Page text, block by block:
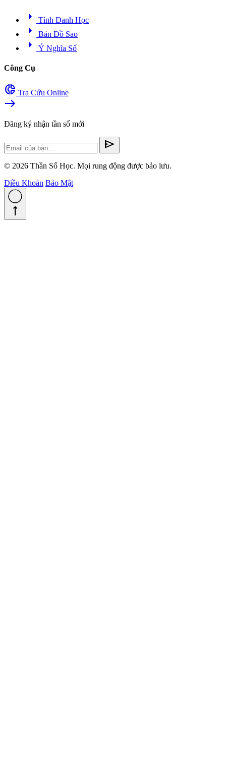
arrow_right Tính Danh Học
arrow_right Bản Đồ Sao
arrow_right Ý Nghĩa Số
Công Cụ
donut_small Tra Cứu Online
east
Đăng ký nhận tần số mới
send
© 2026 Thần Số Học. Mọi rung động được bảo lưu.
Điều Khoản Bảo Mật
straight